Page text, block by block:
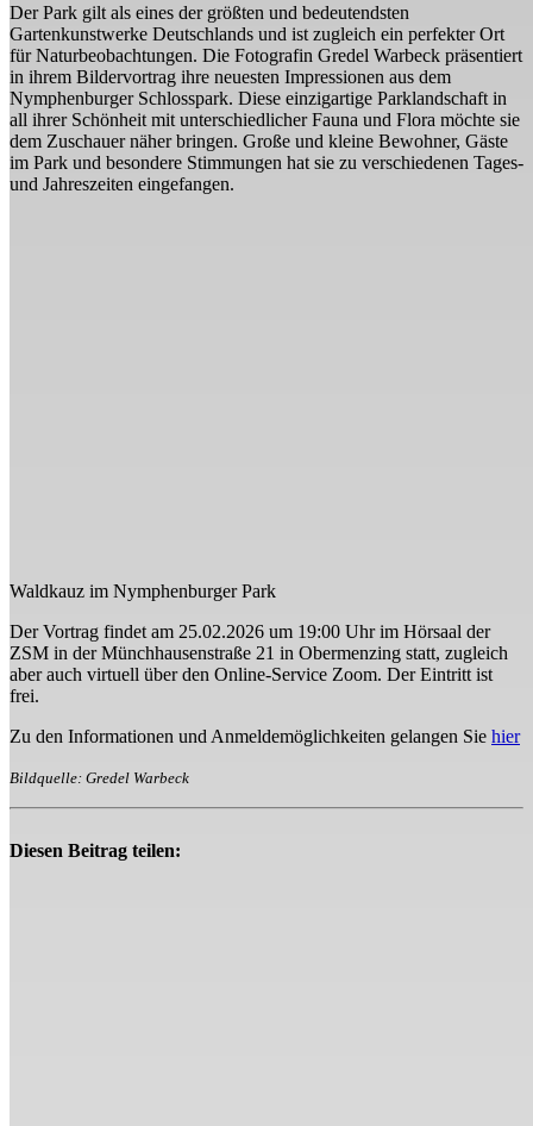
Der Park gilt als eines der größten und bedeutendsten
Gartenkunstwerke Deutschlands und ist zugleich ein perfekter Ort
für Naturbeobachtungen. Die Fotografin Gredel Warbeck präsentiert
in ihrem Bildervortrag ihre neuesten Impressionen aus dem
Nymphenburger Schlosspark. Diese einzigartige Parklandschaft in
all ihrer Schönheit mit unterschiedlicher Fauna und Flora möchte sie
dem Zuschauer näher bringen. Große und kleine Bewohner, Gäste
im Park und besondere Stimmungen hat sie zu verschiedenen Tages-
und Jahreszeiten eingefangen.
Waldkauz im Nymphenburger Park
Der Vortrag findet am 25.02.2026 um 19:00 Uhr im Hörsaal der
ZSM in der Münchhausenstraße 21 in Obermenzing statt, zugleich
aber auch virtuell über den Online-Service Zoom. Der Eintritt ist
frei.
Zu den Informationen und Anmeldemöglichkeiten gelangen Sie hier
Bildquelle: Gredel Warbeck
Diesen Beitrag teilen: